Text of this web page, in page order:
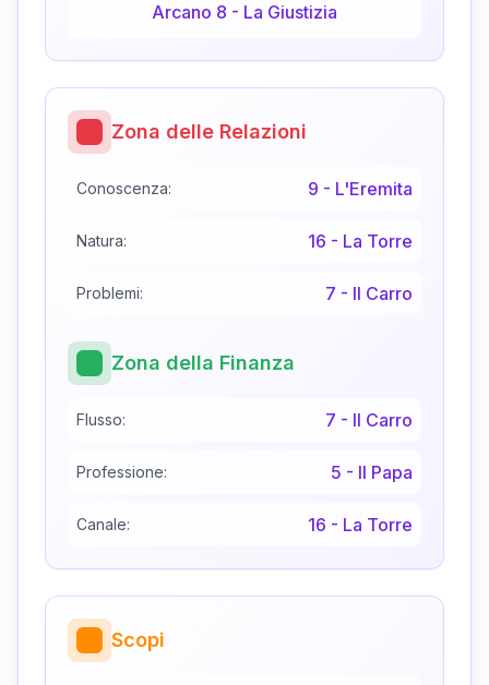
Arcano 8 - La Giustizia
Zona delle Relazioni
Conoscenza: 9 - L'Eremita
Natura: 16 - La Torre
Problemi: 7 - Il Carro
Zona della Finanza
Flusso: 7 - Il Carro
Professione: 5 - Il Papa
Canale: 16 - La Torre
Scopi